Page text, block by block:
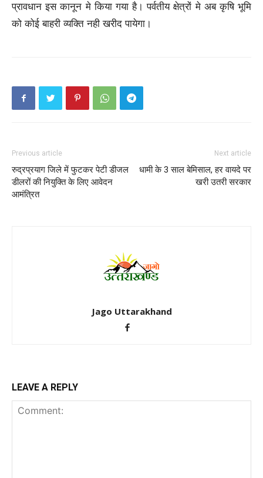
प्रावधान इस कानून मे किया गया है। पर्वतीय क्षेत्रों मे अब कृषि भूमि
को कोई बाहरी व्यक्ति नही खरीद पायेगा।
Previous article
रुद्रप्रयाग जिले में फुटकर पेटी डीजल
डीलरों की नियुक्ति के लिए आवेदन
आमंत्रित
Next article
धामी के 3 साल बेमिसाल, हर वायदे पर
खरी उतरी सरकार
Jago Uttarakhand
LEAVE A REPLY